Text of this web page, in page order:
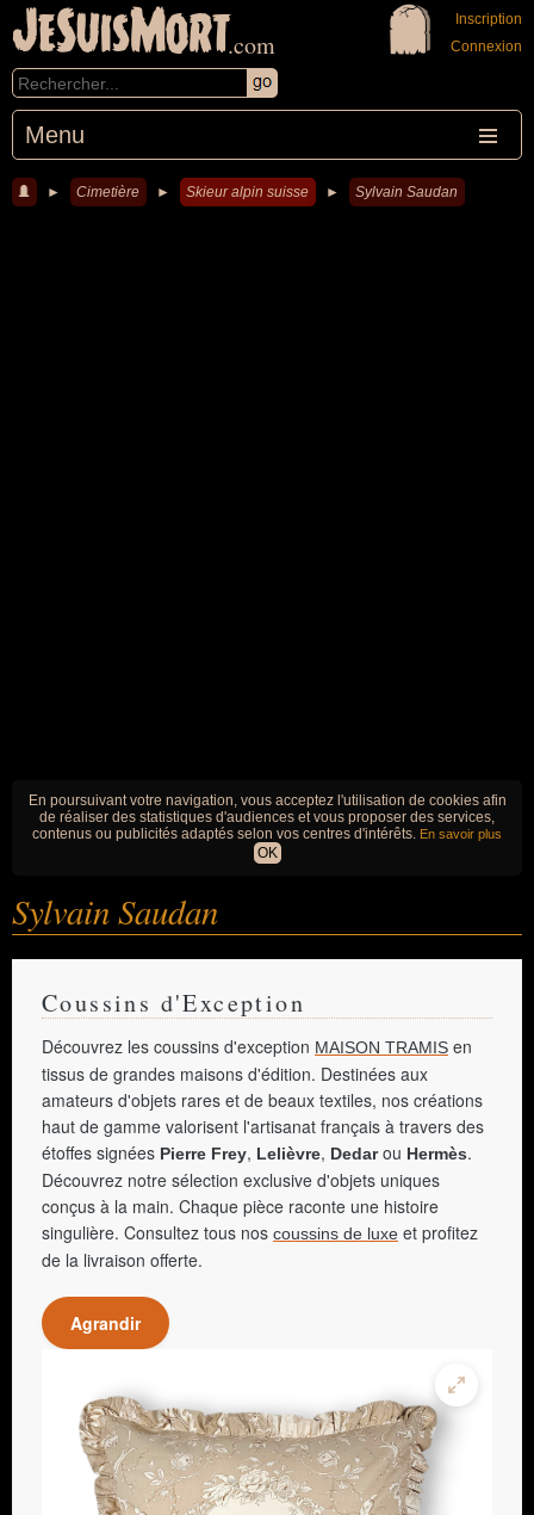
JeSuisMort.com
Menu
Inscription
Connexion
► Cimetière ► Skieur alpin suisse ► Sylvain Saudan
En poursuivant votre navigation, vous acceptez l'utilisation de cookies afin
de réaliser des statistiques d'audiences et vous proposer des services,
contenus ou publicités adaptés selon vos centres d'intérêts. En savoir plus
OK
Sylvain Saudan
Coussins d'Exception
Découvrez les coussins d'exception MAISON TRAMIS en
tissus de grandes maisons d'édition. Destinées aux
amateurs d'objets rares et de beaux textiles, nos créations
haut de gamme valorisent l'artisanat français à travers des
étoffes signées Pierre Frey, Lelièvre, Dedarou Hermès.
Découvrez notre sélection exclusive d'objets uniques
conçus à la main. Chaque pièce raconte une histoire
singulière. Consultez tous nos coussins de luxe et profitez
de la livraison offerte.
Agrandir